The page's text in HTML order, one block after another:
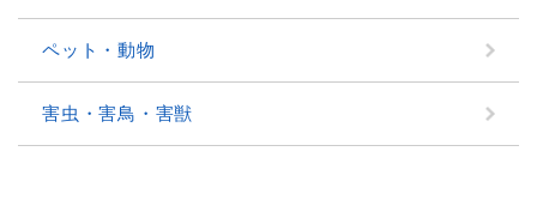
ペット・動物
害虫・害鳥・害獣